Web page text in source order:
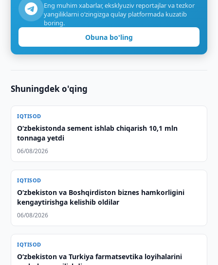
Eng muhim xabarlar, eksklyuziv reportajlar va tezkor
yangiliklarni o‘zingizga qulay platformada kuzatib
boring.
Obuna bo'ling
Shuningdek o'qing
IQTISOD
O‘zbekistonda sement ishlab chiqarish 10,1 mln
tonnaga yetdi
06/08/2026
IQTISOD
Oʻzbekiston va Boshqirdiston biznes hamkorligini
kengaytirishga kelishib oldilar
06/08/2026
IQTISOD
Oʻzbekiston va Turkiya farmatsevtika loyihalarini